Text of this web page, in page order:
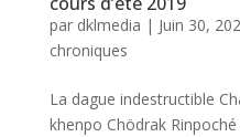
par dklmedia | Juin 30,
chroniques
La dague indestructible
khenpo Chödrak